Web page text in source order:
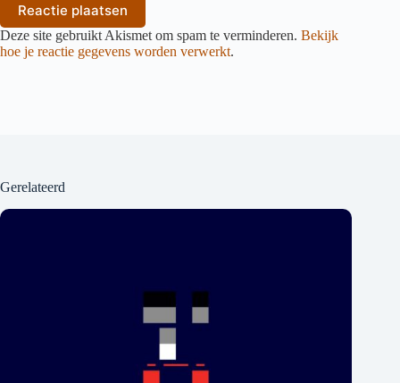
Reactie plaatsen
Deze site gebruikt Akismet om spam te verminderen. Bekijk
hoe je reactie gegevens worden verwerkt.
Gerelateerd